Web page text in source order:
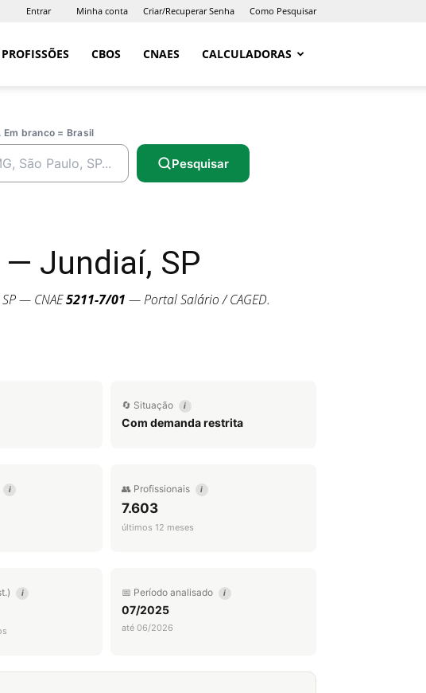
Entrar Minha conta Criar/Recuperar Senha Como Pesquisar
PROFISSÕES CBOS CNAES CALCULADORAS
. Em branco = Brasil
Pesquisar
Jundiaí, SP
— CNAE5211-7/01 — Portal Salário / CAGED.
🔄 Situação i
Com demanda restrita
i 👥 Profissionais i
7.603
últimos 12 meses
i 📅 Período analisado i
07/2025
até 06/2026